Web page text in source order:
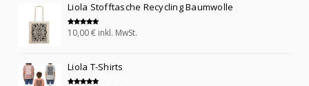
Liola Stofftasche Recycling Baumwolle
Bewertet mit
5.00
10,00€ inkl. MwSt.
Liola T-Shirts